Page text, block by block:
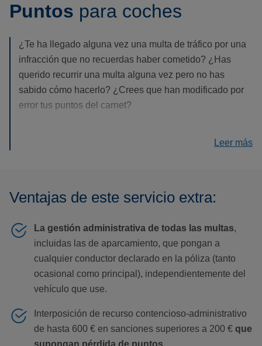
Puntos para coches
¿Te ha llegado alguna vez una multa de tráfico por una
infracción que no recuerdas haber cometido? ¿Has
querido recurrir una multa alguna vez pero no has
sabido cómo hacerlo? ¿Crees que han modificado por
error tus puntos del carnet?
Puntos del Carnet para tu seguro de coche, estas son
que con ella nos encargamos de recurrir tus multas de
tráfico y te protegemos ante la retirada de los puntos del
carnet de conducir.
Leer más
Ventajas de este servicio extra:
La gestión administrativa de todas las multas,
incluidas las de aparcamiento, que pongan a
cualquier conductor declarado en la póliza (tanto
ocasional como principal), independientemente del
vehículo que use.
Interposición de recurso contencioso-administrativo
de hasta 600 € en sanciones superiores a 200 € que